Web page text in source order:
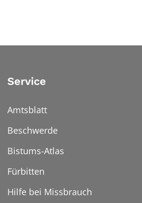
Service
Amtsblatt
Beschwerde
Bistums-Atlas
Fürbitten
Hilfe bei Missbrauch